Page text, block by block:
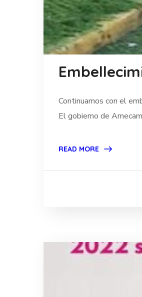
Continuamos con el
El gobierno de
READ MORE